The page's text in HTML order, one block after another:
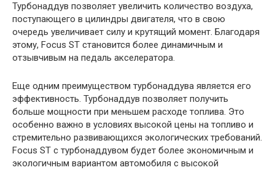
Турбонаддув позволяет увеличить количество воздуха,
поступающего в цилиндры двигателя, что в свою
очередь увеличивает силу и крутящий момент. Благодаря
этому, Focus ST становится более динамичным и
отзывчивым на педаль акселератора.
Еще одним преимуществом турбонаддува является его
эффективность. Турбонаддув позволяет получить
больше мощности при меньшем расходе топлива. Это
особенно важно в условиях высокой цены на топливо и
стремительно развивающихся экологических требований.
Focus ST с турбонаддувом будет более экономичным и
экологичным вариантом автомобиля с высокой